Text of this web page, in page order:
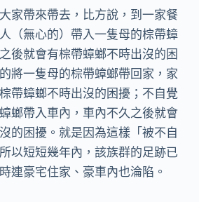
家帶來帶去，比方說，到一家餐
（無心的）帶入一隻母的棕帶蟑
後就會有棕帶蟑螂不時出沒的困
將一隻母的棕帶蟑螂帶回家，家
帶蟑螂不時出沒的困擾；不自覺
螂帶入車內，車內不久之後就會
的困擾。就是因為這樣「被不自
以短短幾年內，該族群的足跡已
連豪宅住家、豪車內也淪陷。